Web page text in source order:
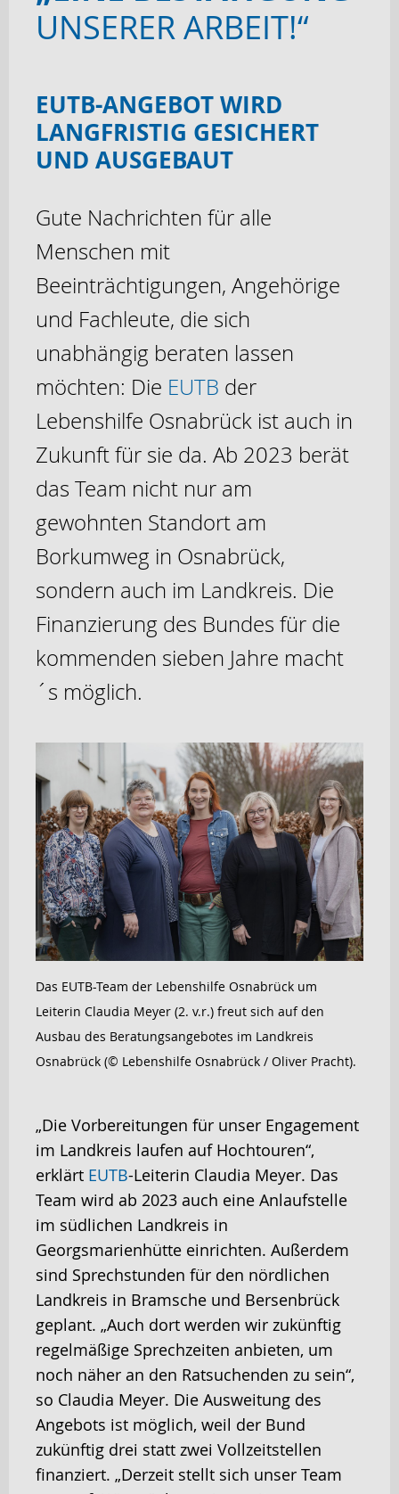
UNSERER ARBEIT!“
EUTB-ANGEBOT WIRD
LANGFRISTIG GESICHERT
UND AUSGEBAUT
Gute Nachrichten für alle
Menschen mit
Beeinträchtigungen, Angehörige
und Fachleute, die sich
unabhängig beraten lassen
möchten: Die EUTB der
Lebenshilfe Osnabrück ist auch in
Zukunft für sie da. Ab 2023 berät
das Team nicht nur am
gewohnten Standort am
Borkumweg in Osnabrück,
sondern auch im Landkreis. Die
Finanzierung des Bundes für die
kommenden sieben Jahre macht
´s möglich.
Das EUTB-Team der Lebenshilfe Osnabrück um
Leiterin Claudia Meyer (2. v.r.) freut sich auf den
Ausbau des Beratungsangebotes im Landkreis
Osnabrück (© Lebenshilfe Osnabrück / Oliver Pracht).
„Die Vorbereitungen für unser Engagement
im Landkreis laufen auf Hochtouren“,
erklärt EUTB-Leiterin Claudia Meyer. Das
Team wird ab 2023 auch eine Anlaufstelle
im südlichen Landkreis in
Georgsmarienhütte einrichten. Außerdem
sind Sprechstunden für den nördlichen
Landkreis in Bramsche und Bersenbrück
geplant. „Auch dort werden wir zukünftig
regelmäßige Sprechzeiten anbieten, um
noch näher an den Ratsuchenden zu sein“,
so Claudia Meyer. Die Ausweitung des
Angebots ist möglich, weil der Bund
zukünftig drei statt zwei Vollzeitstellen
finanziert. „Derzeit stellt sich unser Team